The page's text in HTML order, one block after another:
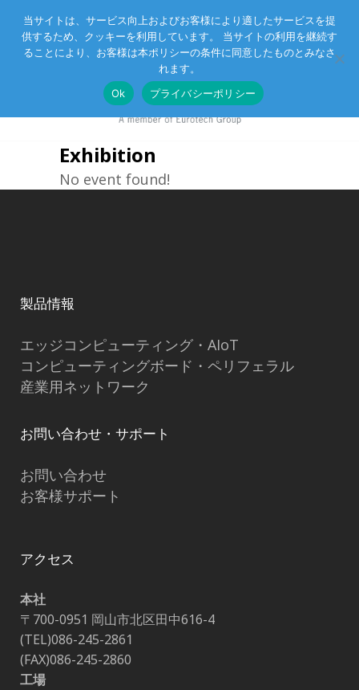
Eurotechグループ お客様サポート お問い合わせ
Exhibition
No event found!
製品情報
エッジコンピューティング・AIoT
コンピューティングボード・ペリフェラル
産業用ネットワーク
お問い合わせ・サポート
お問い合わせ
お客様サポート
アクセス
本社
〒700-0951 岡山市北区田中616-4
(TEL)086-245-2861
(FAX)086-245-2860
工場
当サイトは、サービス向上およびお客様により適したサービスを提
供するため、クッキーを利用しています。 当サイトの利用を継続す
ることにより、お客様は本ポリシーの条件に同意したものとみなさ
れます。
Ok
プライバシーポリシー